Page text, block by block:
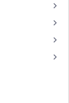
keyboard_arrow_right
keyboard_arrow_right
keyboard_arrow_right
keyboard_arrow_right